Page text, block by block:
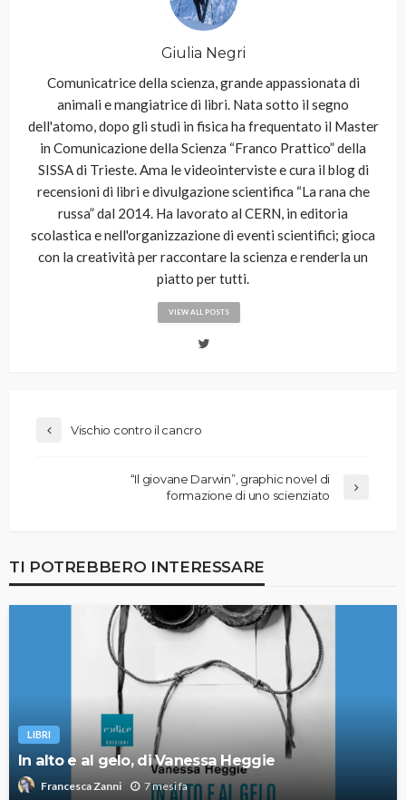
Giulia Negri
Comunicatrice della scienza, grande appassionata di
animali e mangiatrice di libri. Nata sotto il segno
dell'atomo, dopo gli studi in fisica ha frequentato il Master
in Comunicazione della Scienza “Franco Prattico” della
SISSA di Trieste. Ama le videointerviste e cura il blog di
recensioni di libri e divulgazione scientifica “La rana che
russa” dal 2014. Ha lavorato al CERN, in editoria
scolastica e nell'organizzazione di eventi scientifici; gioca
con la creatività per raccontare la scienza e renderla un
piatto per tutti.
VIEW ALL POSTS
Vischio contro il cancro
“Il giovane Darwin”, graphic novel di
formazione di uno scienziato
TI POTREBBERO INTERESSARE
LIBRI
In alto e al gelo, di Vanessa Heggie
Francesca Zanni 7 mesi fa